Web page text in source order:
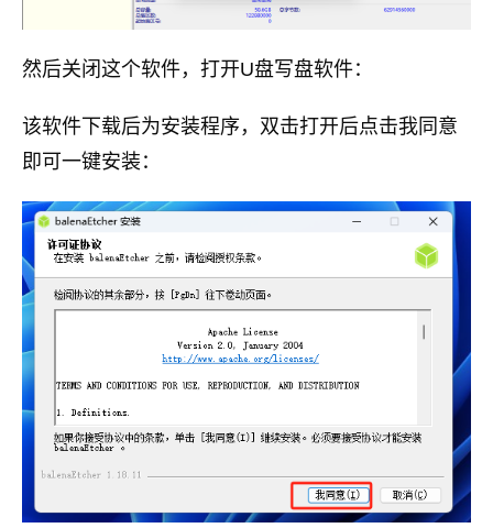
然后关闭这个软件，打开U盘写盘软件：
该软件下载后为安装程序，双击打开后点击我同意
即可一键安装：